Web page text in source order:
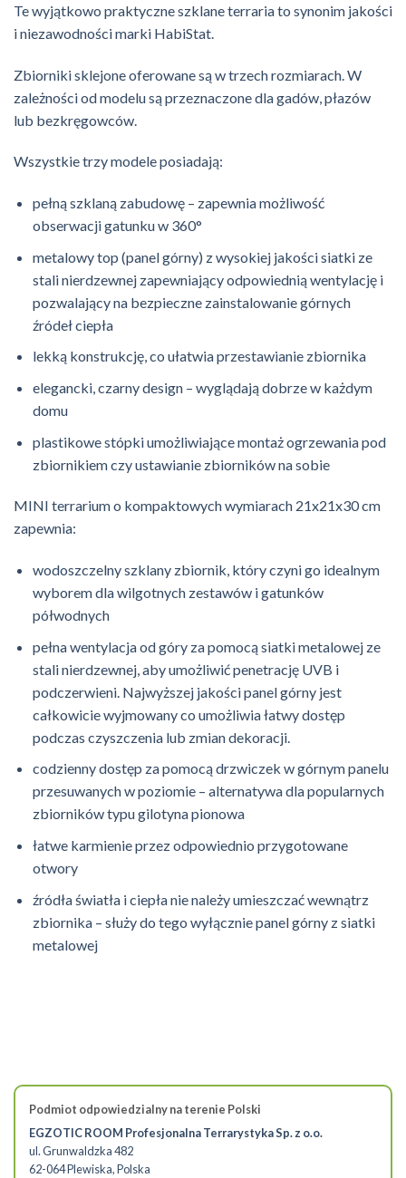
Te wyjątkowo praktyczne szklane terraria to synonim jakości
i niezawodności marki HabiStat.
Zbiorniki sklejone oferowane są w trzech rozmiarach. W
zależności od modelu są przeznaczone dla gadów, płazów
lub bezkręgowców.
Wszystkie trzy modele posiadają:
pełną szklaną zabudowę – zapewnia możliwość
obserwacji gatunku w 360°
metalowy top (panel górny) z wysokiej jakości siatki ze
stali nierdzewnej zapewniający odpowiednią wentylację i
pozwalający na bezpieczne zainstalowanie górnych
źródeł ciepła
lekką konstrukcję, co ułatwia przestawianie zbiornika
elegancki, czarny design – wyglądają dobrze w każdym
domu
plastikowe stópki umożliwiające montaż ogrzewania pod
zbiornikiem czy ustawianie zbiorników na sobie
MINI terrarium o kompaktowych wymiarach 21x21x30 cm
zapewnia:
wodoszczelny szklany zbiornik, który czyni go idealnym
wyborem dla wilgotnych zestawów i gatunków
półwodnych
pełna wentylacja od góry za pomocą siatki metalowej ze
stali nierdzewnej, aby umożliwić penetrację UVB i
podczerwieni. Najwyższej jakości panel górny jest
całkowicie wyjmowany co umożliwia łatwy dostęp
podczas czyszczenia lub zmian dekoracji.
codzienny dostęp za pomocą drzwiczek w górnym panelu
przesuwanych w poziomie – alternatywa dla popularnych
zbiorników typu gilotyna pionowa
łatwe karmienie przez odpowiednio przygotowane
otwory
źródła światła i ciepła nie należy umieszczać wewnątrz
zbiornika – służy do tego wyłącznie panel górny z siatki
metalowej
Podmiot odpowiedzialny na terenie Polski
EGZOTIC ROOM Profesjonalna Terrarystyka Sp. z o.o.
ul. Grunwaldzka 482
62-064 Plewiska, Polska